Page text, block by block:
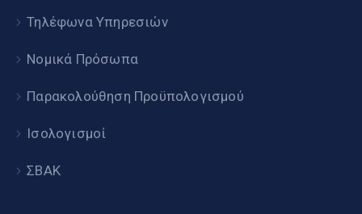
Τηλέφωνα Υπηρεσιών
Νομικά Πρόσωπα
Παρακολούθηση Προϋπολογισμού
Ισολογισμοί
ΣΒΑΚ